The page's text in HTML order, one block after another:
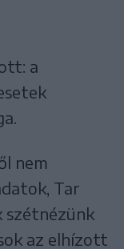
a
nem
Tar
szétnézünk
az elhízott